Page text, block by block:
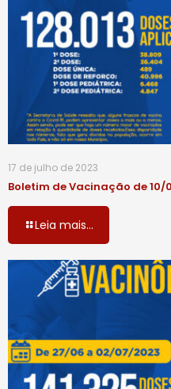
17 de julho de 2023
Boletim de Vacinação de 10/
Leia mais...